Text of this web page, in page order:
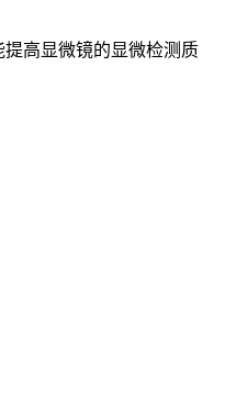
高显微镜的显微检测质